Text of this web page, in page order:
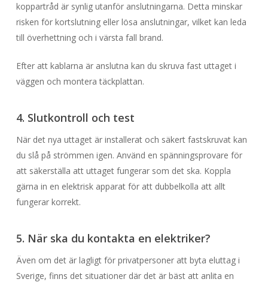
koppartråd är synlig utanför anslutningarna. Detta minskar
risken för kortslutning eller lösa anslutningar, vilket kan leda
till överhettning och i värsta fall brand.
Efter att kablarna är anslutna kan du skruva fast uttaget i
väggen och montera täckplattan.
4. Slutkontroll och test
När det nya uttaget är installerat och säkert fastskruvat kan
du slå på strömmen igen. Använd en spänningsprovare för
att säkerställa att uttaget fungerar som det ska. Koppla
gärna in en elektrisk apparat för att dubbelkolla att allt
fungerar korrekt.
5. När ska du kontakta en elektriker?
Även om det är lagligt för privatpersoner att byta eluttag i
Sverige, finns det situationer där det är bäst att anlita en